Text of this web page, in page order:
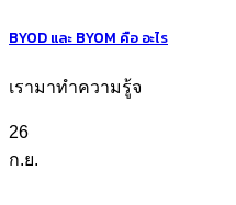
BYOD และ BYOM คือ อะไร
เรามาทำความรู้จ
26
ก.ย.